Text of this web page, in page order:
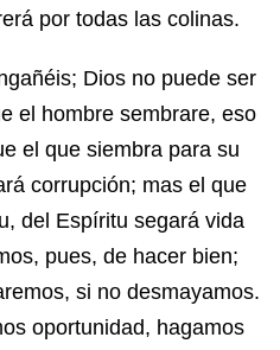
por todas las colinas.
Dios no puede ser
el hombre sembrare, eso
el que siembra para su
corrupción; mas el que
del Espíritu segará vida
pues, de hacer bien;
si no desmayamos.
oportunidad, hagamos